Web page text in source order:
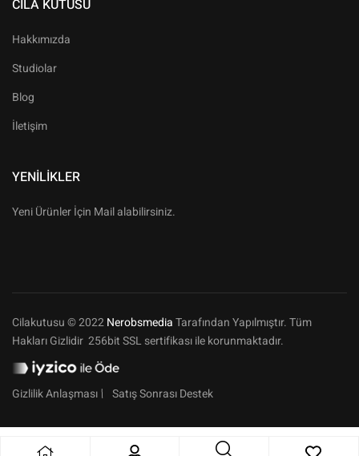
CILA KUTUSU
Hakkımızda
Studiolar
Blog
İletişim
YENILIKLER
Yeni Ürünler İçin Mail alabilirsiniz.
Cilakutusu © 2022NerobsmediaTarafından Yapılmıştır. Tüm
Hakları Gizlidir 256bit SSL sertifikası ile korunmaktadır.
Gizlilik Anlaşması Satış Sonrası Destek